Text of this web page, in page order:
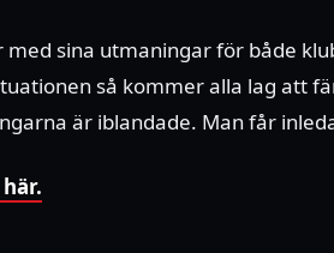
med sina utmaningar för både
så kommer alla lag att
är iblandade. Man får